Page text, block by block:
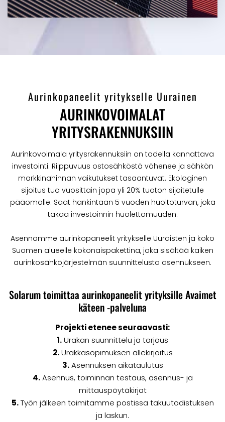
Aurinkopaneelit yritykselle Uurainen
AURINKOVOIMALAT
YRITYSRAKENNUKSIIN
Aurinkovoimala yritysrakennuksiin on todella kannattava
investointi. Riippuvuus ostosähköstä vähenee ja sähkön
markkinahinnan vaikutukset tasaantuvat. Ekologinen
sijoitus tuo vuosittain jopa yli 20% tuoton sijoitetulle
pääomalle. Saat hankintaan 5 vuoden huoltoturvan, joka
takaa investoinnin huolettomuuden.
Asennamme aurinkopaneelit yritykselle Uuraisten ja koko
Suomen alueelle kokonaispakettina, joka sisältää kaiken
aurinkosähköjärjestelmän suunnittelusta asennukseen.
Solarum toimittaa aurinkopaneelit yrityksille Avaimet
käteen -palveluna
Projekti etenee seuraavasti:
1.Urakan suunnittelu ja tarjous
2.Urakkasopimuksen allekirjoitus
3.Asennuksen aikataulutus
4.Asennus, toiminnan testaus, asennus- ja
mittauspöytäkirjat
5.Työn jälkeen toimitamme postissa takuutodistuksen
ja laskun.